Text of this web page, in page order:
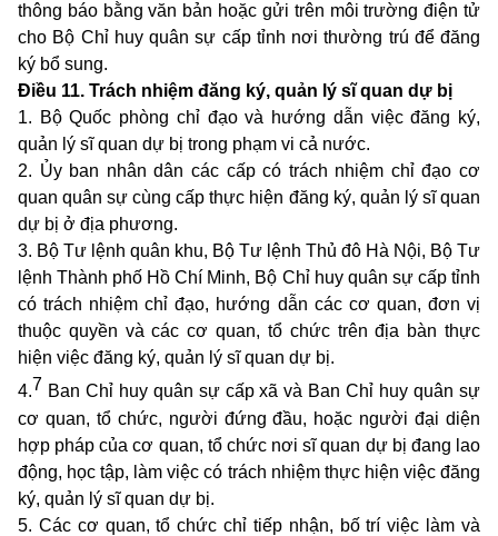
thông báo bằng văn bản hoặc gửi trên môi trường điện tử
cho Bộ Chỉ huy quân sự cấp tỉnh nơi thường trú để đăng
ký bổ sung.
Điều 11. Trách nhiệm đăng ký, quản lý sĩ quan dự bị
1. Bộ Quốc phòng chỉ đạo và hướng dẫn việc đăng ký,
quản lý sĩ quan dự bị trong phạm vi cả nước.
2. Ủy ban nhân dân các cấp có trách nhiệm chỉ đạo cơ
quan quân sự cùng cấp thực hiện đăng ký, quản lý sĩ quan
dự bị ở địa phương.
3. Bộ Tư lệnh quân khu, Bộ Tư lệnh Thủ đô Hà Nội, Bộ Tư
lệnh Thành phố Hồ Chí Minh, Bộ Chỉ huy quân sự cấp tỉnh
có trách nhiệm chỉ đạo, hướng dẫn các cơ quan, đơn vị
thuộc quyền và các cơ quan, tổ chức trên địa bàn thực
hiện việc đăng ký, quản lý sĩ quan dự bị.
4.7 Ban Chỉ huy quân sự cấp xã và Ban Chỉ huy quân sự
cơ quan, tổ chức, người đứng đầu, hoặc người đại diện
hợp pháp của cơ quan, tổ chức nơi sĩ quan dự bị đang lao
động, học tập, làm việc có trách nhiệm thực hiện việc đăng
ký, quản lý sĩ quan dự bị.
5. Các cơ quan, tổ chức chỉ tiếp nhận, bố trí việc làm và